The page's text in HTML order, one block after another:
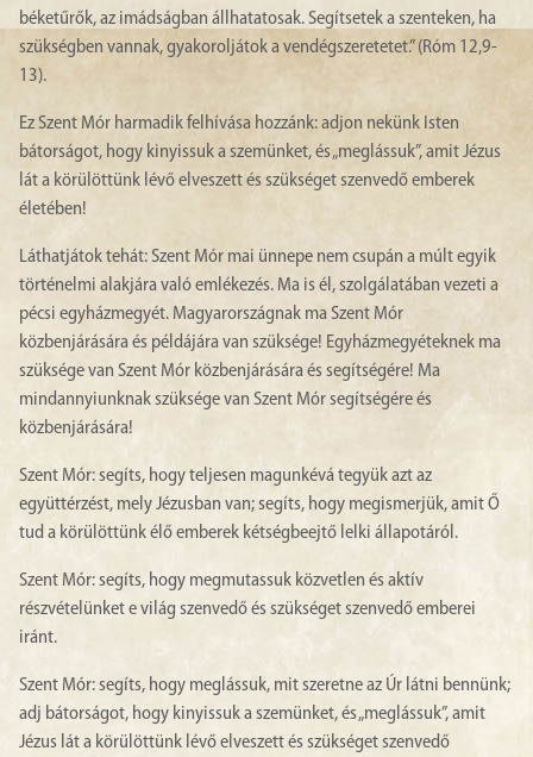
béketűrők, az imádságban állhatatosak. Segítsetek a szenteken, ha
szükségben vannak, gyakoroljátok a vendégszeretetet.” (Róm 12,9-
13).
Ez Szent Mór harmadik felhívása hozzánk: adjon nekünk Isten
bátorságot, hogy kinyissuk a szemünket, és „meglássuk”, amit Jézus
lát a körülöttünk lévő elveszett és szükséget szenvedő emberek
életében!
Láthatjátok tehát: Szent Mór mai ünnepe nem csupán a múlt egyik
történelmi alakjára való emlékezés. Ma is él, szolgálatában vezeti a
pécsi egyházmegyét. Magyarországnak ma Szent Mór
közbenjárására és példájára van szüksége! Egyházmegyéteknek ma
szüksége van Szent Mór közbenjárására és segítségére! Ma
mindannyiunknak szüksége van Szent Mór segítségére és
közbenjárására!
Szent Mór: segíts, hogy teljesen magunkévá tegyük azt az
együttérzést, mely Jézusban van; segíts, hogy megismerjük, amit Ő
tud a körülöttünk élő emberek kétségbeejtő lelki állapotáról.
Szent Mór: segíts, hogy megmutassuk közvetlen és aktív
részvételünket e világ szenvedő és szükséget szenvedő emberei
iránt.
Szent Mór: segíts, hogy meglássuk, mit szeretne az Úr látni bennünk;
adj bátorságot, hogy kinyissuk a szemünket, és „meglássuk”, amit
Jézus lát a körülöttünk lévő elveszett és szükséget szenvedő